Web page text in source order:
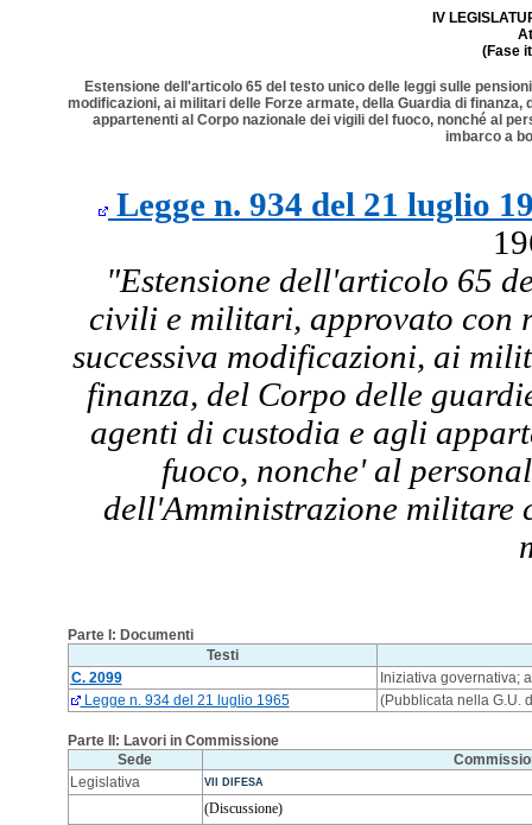
IV
(Fase
Estensione dell'articolo 65 del testo unico delle leggi sulle
modificazioni, ai militari delle Forze armate, della Guardia di
appartenenti al Corpo nazionale dei vigili del fuoco, nonché al
imbarco a
Legge n. 934 del 21 luglio
"Estensione dell'articolo 65
civili e militari, approvato con
successiva modificazioni, ai
finanza, del Corpo delle
agenti di custodia e agli
fuoco, nonche' al
dell'Amministrazione militare
Parte I: Documenti
Testi
C. 2099
Iniziativa governativa;
Legge n. 934 del 21 luglio 1965
(Pubblicata nella G.U.
Parte II: Lavori in Commissione
Sede
Legislativa
VII DIFESA
(Discussione)